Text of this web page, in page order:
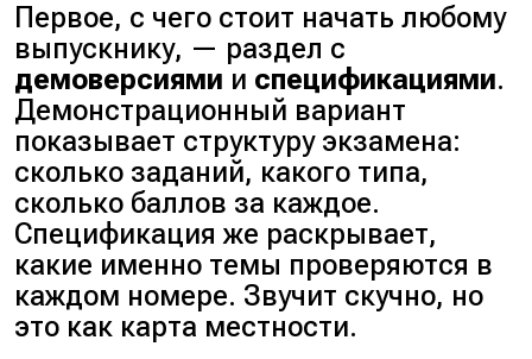
Первое, с чего стоит начать любому
выпускнику, — раздел с
демоверсиями и спецификациями.
Демонстрационный вариант
показывает структуру экзамена:
сколько заданий, какого типа,
сколько баллов за каждое.
Спецификация же раскрывает,
какие именно темы проверяются в
каждом номере. Звучит скучно, но
это как карта местности.